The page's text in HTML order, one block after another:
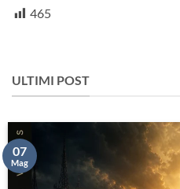
465
ULTIMI POST
07
Mag